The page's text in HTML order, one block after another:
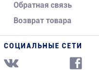
Обратная связь
Возврат товара
СОЦИАЛЬНЫЕ СЕТИ